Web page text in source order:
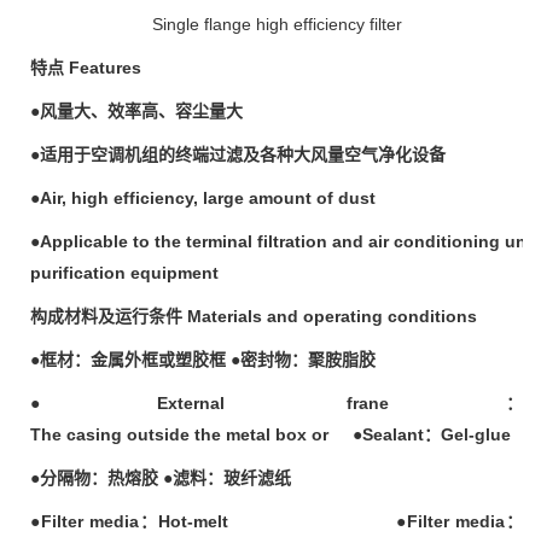
Single flange high efficiency filter
特点 Features
●风量大、效率高、容尘量大
●适用于空调机组的终端过滤及各种大风量空气净化设备
●Air, high efficiency, large amount of dust
●Applicable to the terminal filtration and air conditioning
purification equipment
构成材料及运行条件 Materials and operating conditions
●框材：金属外框或塑胶框 ●密封物：聚胺脂胶
●External frane ：
The casing outside the metal box or ●Sealant： Gel-glue
●分隔物：热熔胶 ●滤料：玻纤滤纸
●Filter media： Hot-melt ●Filter media：